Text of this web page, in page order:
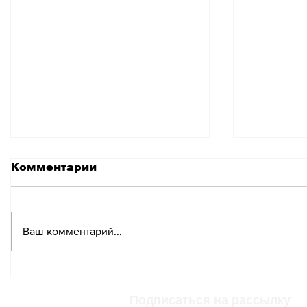
Комментарии
Ваш комментарий...